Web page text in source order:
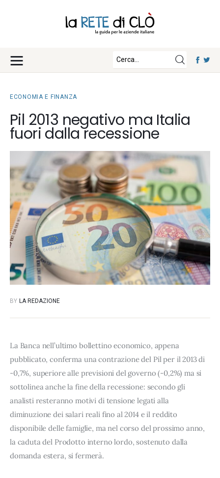
Economia e Finanza
Diritto e Norme
Notizie Lavoro
Tecnologia
Iscriviti
Chi Siamo
La Redazione
Collabora con noi
Contatti
ECONOMIA E FINANZA
Pil 2013 negativo ma Italia
fuori dalla recessione
BY LA REDAZIONE
La Banca nell’ultimo bollettino economico, appena
pubblicato, conferma una contrazione del Pil per il 2013 di
-0,7%, superiore alle previsioni del governo (-0,2%) ma si
sottolinea anche la fine della recessione: secondo gli
analisti resteranno motivi di tensione legati alla
diminuzione dei salari reali fino al 2014 e il reddito
disponibile delle famiglie, ma nel corso del prossimo anno,
la caduta del Prodotto interno lordo, sostenuto dalla
domanda estera, si fermerà.